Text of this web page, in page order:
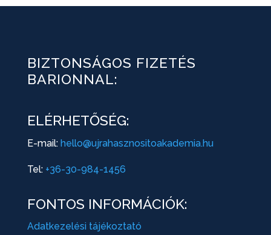
BIZTONSÁGOS FIZETÉS
BARIONNAL:
ELÉRHETŐSÉG:
E-mail: hello@ujrahasznositoakademia.hu
Tel: +36-30-984-1456
FONTOS INFORMÁCIÓK:
Adatkezelési tájékoztató